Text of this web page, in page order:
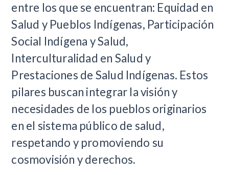
entre los que se encuentran: Equidad en
Salud y Pueblos Indígenas, Participación
Social Indígena y Salud,
Interculturalidad en Salud y
Prestaciones de Salud Indígenas. Estos
pilares buscan integrar la visión y
necesidades de los pueblos originarios
en el sistema público de salud,
respetando y promoviendo su
cosmovisión y derechos.